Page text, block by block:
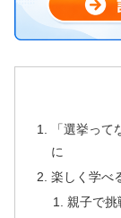
「選挙っ
に
楽しく学べ
親子で挑